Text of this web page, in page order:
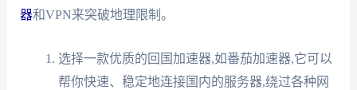
器和VPN来突破地理限制。
选择一款优质的回国加速器,如番茄加速器,它可以
帮你快速、稳定地连接国内的服务器,绕过各种网